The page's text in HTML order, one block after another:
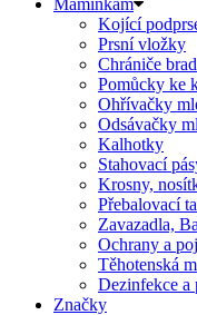
Kojící
Prsní vložky
Chrániče
Pomůcky ke
Ohřívačky
Odsávačky
Kalhotky
Stahovací
Krosny,
Přebalovací
Zavazadla,
Ochrany a
Těhotenská
Dezinfekce a
Značky